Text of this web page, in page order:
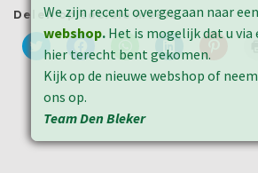
Delen op sociale media:
Klik
om
delen
Twitter
(Wordt
in
nieuw
Klik
om
delen
(Wordt
in
nieuw
Klik
om
delen
(Wordt
in
nieuw
Klik
om
LinkedIn
nieuw
Klik
nieuw
We zijn recent overgegaan naar een
webshop. Het is mogelijk dat u via
hier terecht bent gekomen.
Kijk op de nieuwe webshop of
ons op.
Team Den Bleker